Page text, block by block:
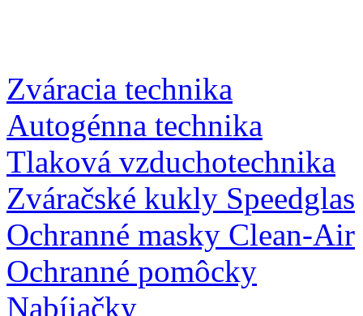
Zváracia technika
Autogénna technika
Tlaková vzduchotechnika
Zváračské kukly Speedglas
Ochranné masky Clean-Air
Ochranné pomôcky
Nabíjačky